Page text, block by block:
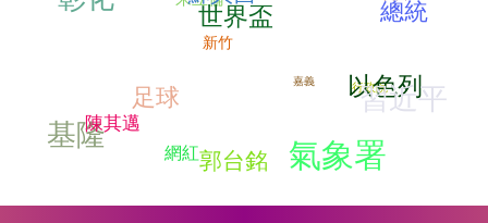
基隆
行政院
足球
陳其邁
以色列
世界盃
網紅
嘉義
郭台銘 氣象署
總統
新竹
習近平